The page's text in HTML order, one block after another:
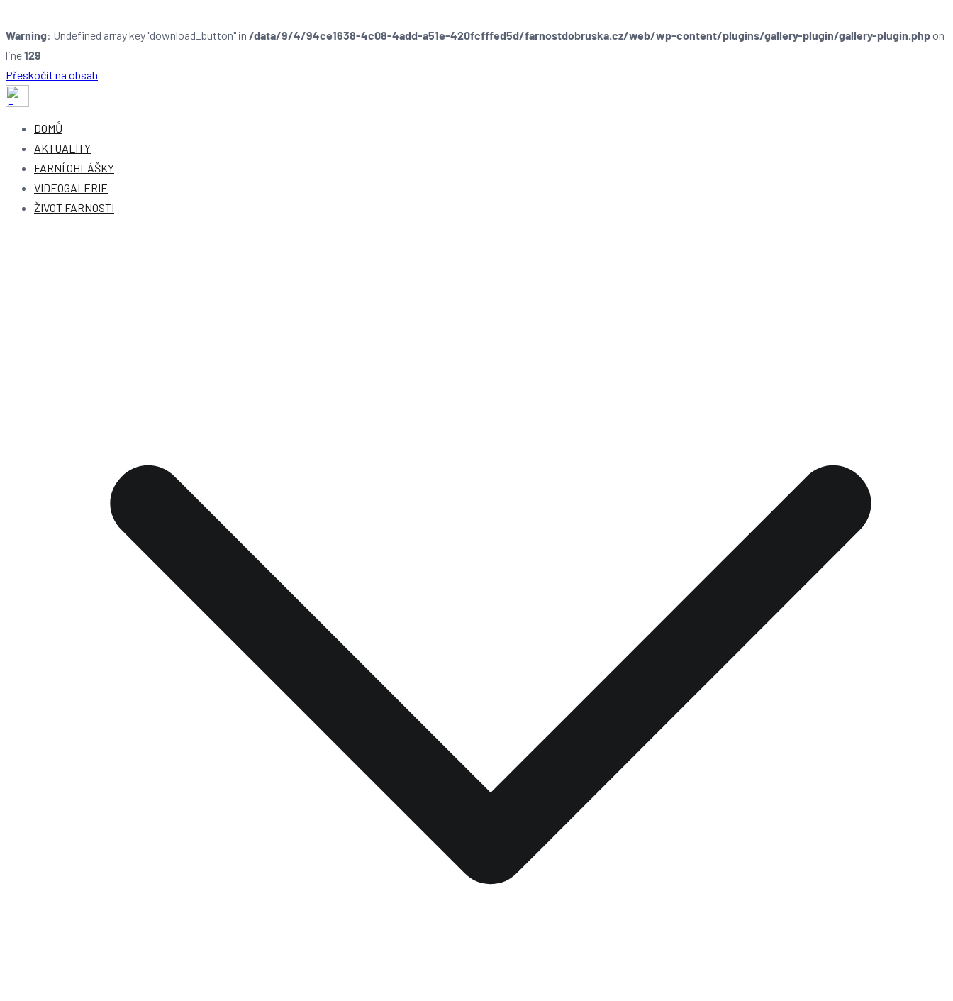
Warning: Undefined array key "download_button" in /data/9/4/94ce1638-4c08-4add-a51e-420fcfffed5d/farnostdobruska.cz/web/wp-content/plugins/gallery-plugin/gallery-plugin.php on
line129
Přeskočit na obsah
Farnost Dobruška
Farnost Dobruška
DOMŮ
AKTUALITY
FARNÍ OHLÁŠKY
VIDEOGALERIE
ŽIVOT FARNOSTI